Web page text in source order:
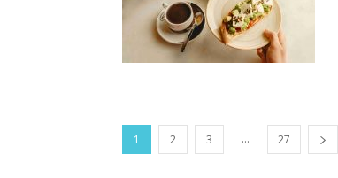
1 2 3 ... 27